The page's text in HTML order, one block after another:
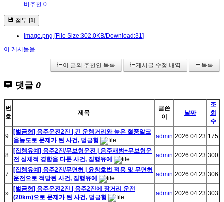
비추천 0
첨부 [1]
image.png [File Size:302.0KB/Download:31]
이 게시물을
이 글의 추천인 목록 게시글 수정 내역 목록
댓글 0
번
호
제목
글쓴
이
날짜
조
회
수
9
[벌금형] 음주운전2진 | 긴 운행거리와 높은 혈중알코
올농도로 문제가 된 사건, 벌금형
admin 2026.04.23 175
8
[집행유예] 음주2진/무보험운전 | 음주재범+무보험운
전 실체적 경합을 다툰 사건, 집행유예
admin 2026.04.23 300
7
[집행유예] 음주2진/무면허 | 윤창호법 적용 및 무면허
운전으로 적발된 사건, 집행유예
admin 2026.04.23 306
»
[벌금형] 음주운전2진 | 음주2진에 장거리 운전
(20km)으로 문제가 된 사건, 벌금형
admin 2026.04.23 303